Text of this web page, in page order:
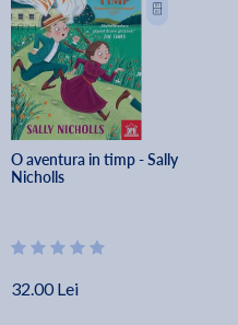
O aventura in timp - Sally
Nicholls
32.00 Lei